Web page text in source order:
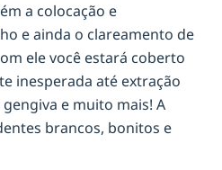
a colocação e
e ainda o clareamento de
ele você estará coberto
inesperada até extração
e muito mais! A
brancos, bonitos e